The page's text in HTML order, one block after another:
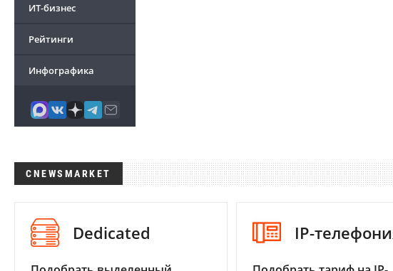
ИТ-бизнес
Рейтинги
Инфографика
CNEWSMARKET
Dedicated IP-